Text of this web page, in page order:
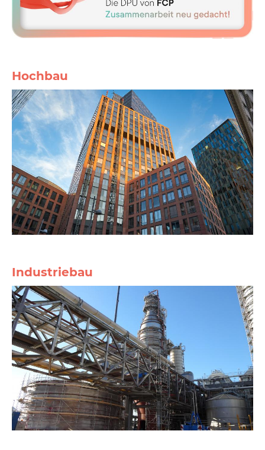
Hochbau
Industriebau